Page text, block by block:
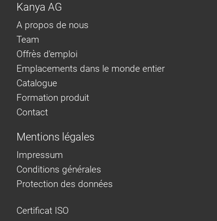
Kanya AG
A propos de nous
Team
Offrès d'emploi
Emplacements dans le monde entier
Catalogue
Formation produit
Contact
Mentions légales
Impressum
Conditions générales
Protection des données
Certificat ISO